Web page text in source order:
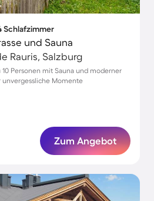
Schlafzimmer
und Sauna
Rauris, Salzburg
Personen mit Sauna und moderner
unvergessliche Momente
Zum Angebot